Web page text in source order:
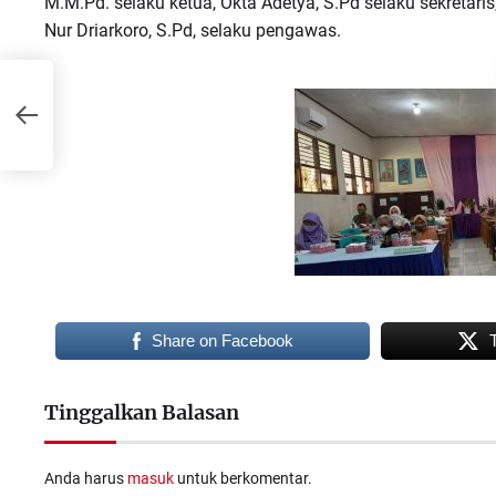
Nur Driarkoro, S.Pd, selaku pengawas.
Share on Facebook
Tinggalkan Balasan
Anda harus masuk untuk berkomentar.